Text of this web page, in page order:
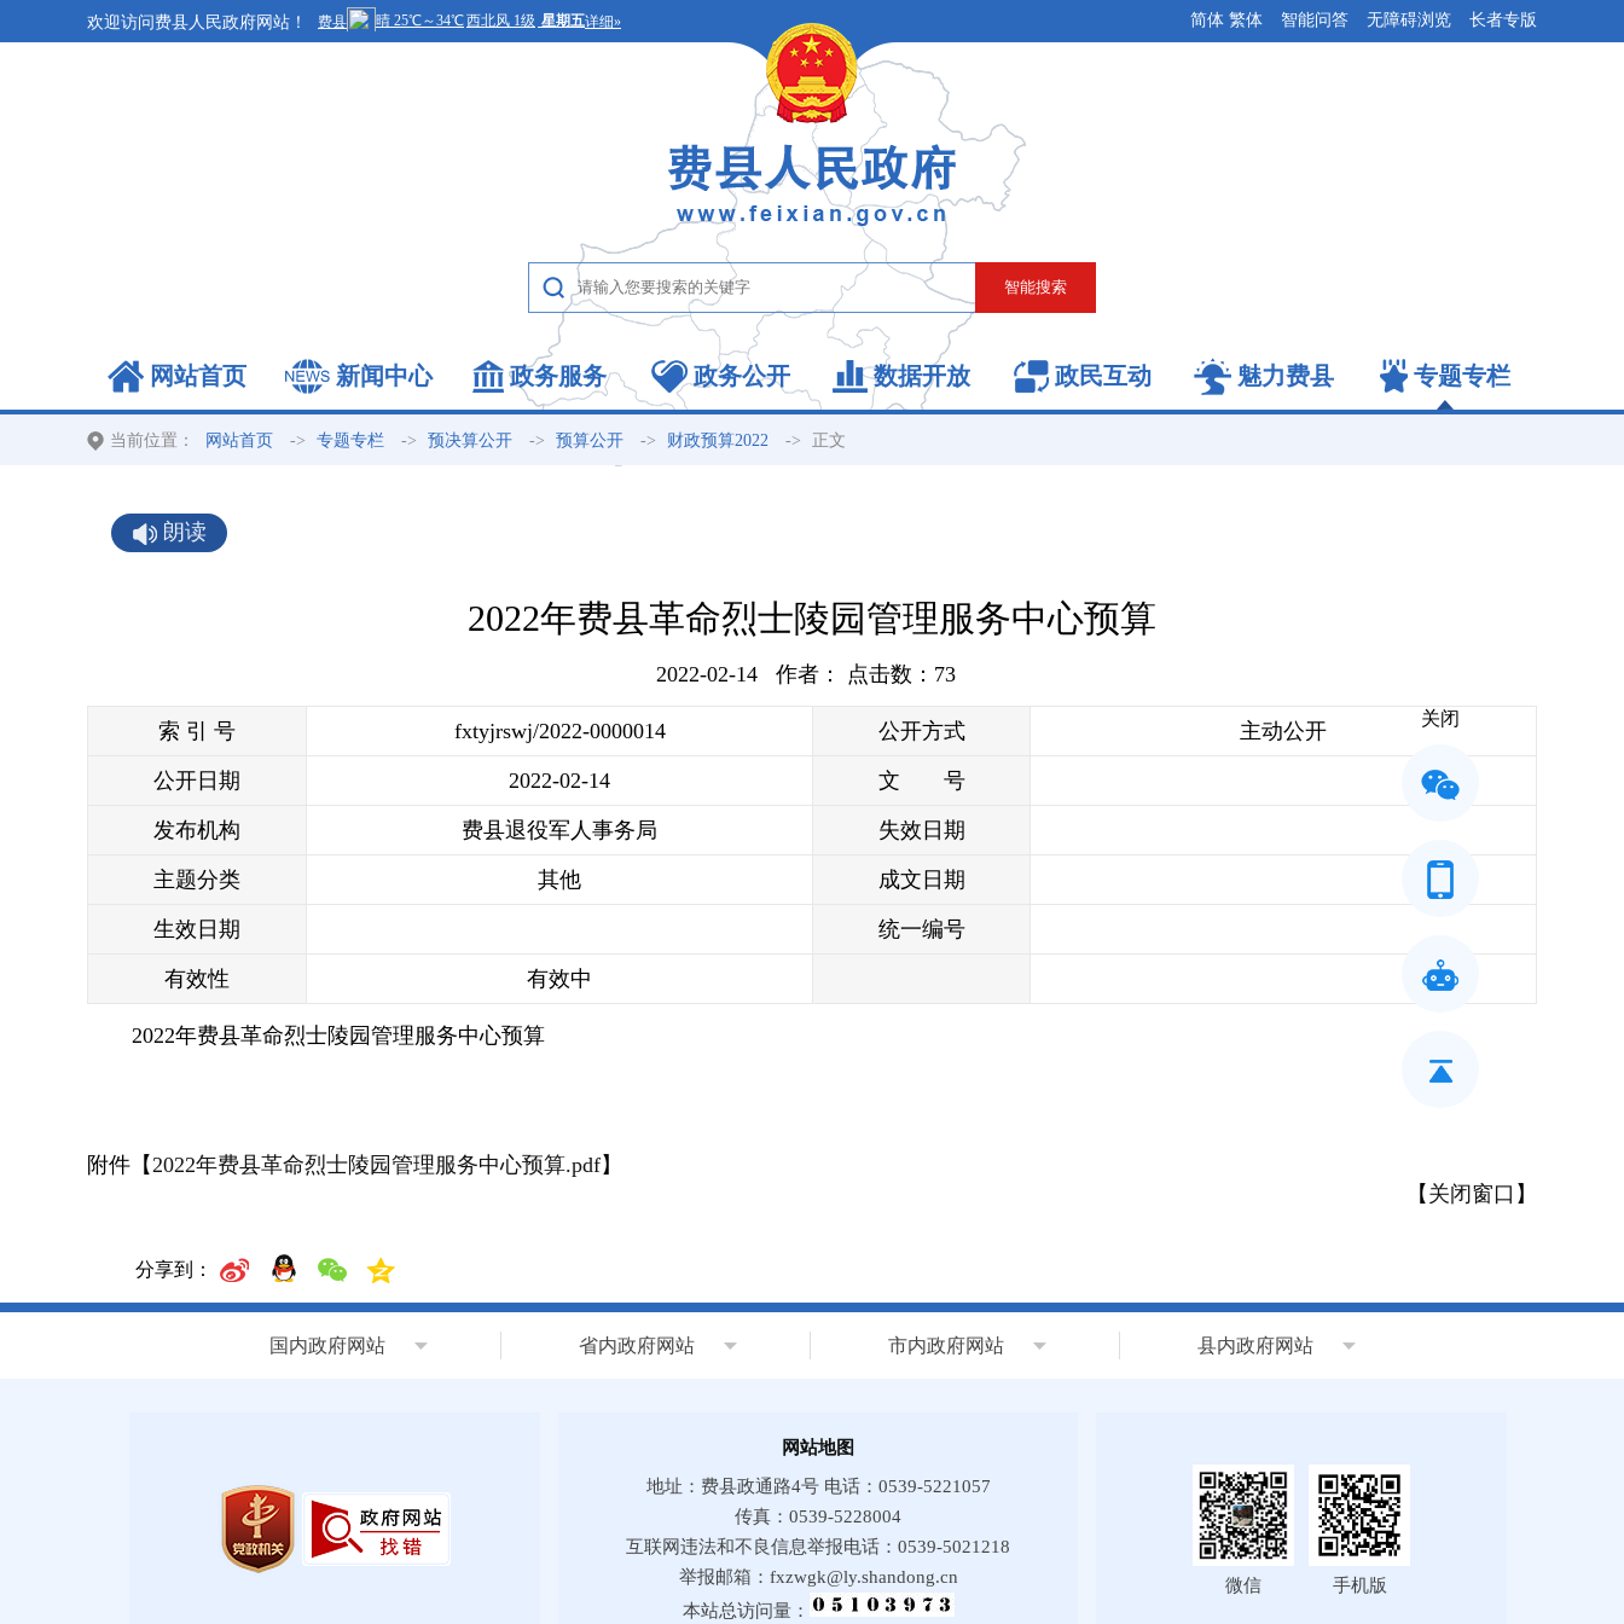
欢迎访问费县人民政府网站！ 智能问答 无障碍浏览 长者专版
简体 繁体
网站首页 新闻中心 政务服务 政务公开 数据开放 政民互动 魅力费县 专题专栏
当前位置： 网站首页 -> 专题专栏 -> 预决算公开 -> 预算公开 -> 财政预算2022 -> 正文
朗读
2022年费县革命烈士陵园管理服务中心预算
2022-02-14 作者： 点击数： 73
索 引 号 fxtyjrswj/2022-0000014 公开方式 主动公开
公开日期 2022-02-14 文 号
发布机构 费县退役军人事务局 失效日期
主题分类 其他 成文日期
生效日期 统一编号
有效性 有效中
2022年费县革命烈士陵园管理服务中心预算
附件【2022年费县革命烈士陵园管理服务中心预算.pdf】
【 关闭窗口 】
分享到：
国内政府网站 省内政府网站 市内政府网站 县内政府网站
网站地图
地址：费县政通路4号 电话：0539-5221057
传真：0539-5228004
互联网违法和不良信息举报电话：0539-5021218
举报邮箱：fxzwgk@ly.shandong.cn
本站总访问量：
微信 手机版
关闭